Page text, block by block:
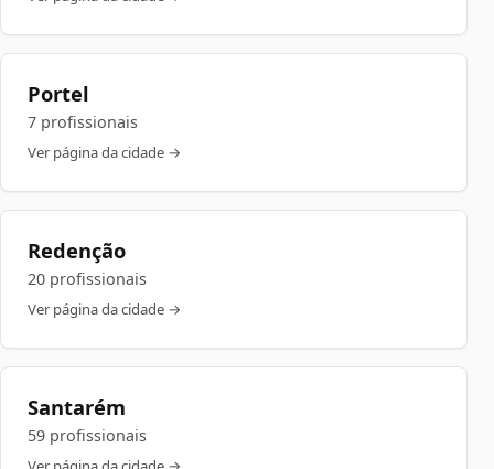
Portel
7 profissionais
Ver página da cidade →
Redenção
20 profissionais
Ver página da cidade →
Santarém
59 profissionais